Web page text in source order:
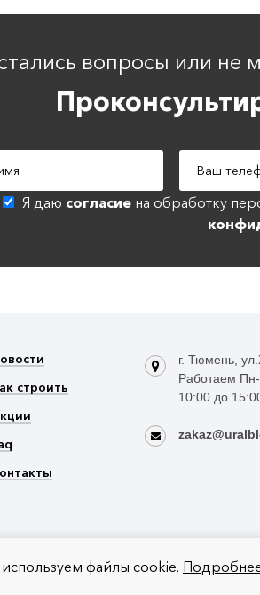
вопросы или не
Я даю согласиена обработку
строить
г. Тюмень,
Работаем
10:00 до
файлы cookie.